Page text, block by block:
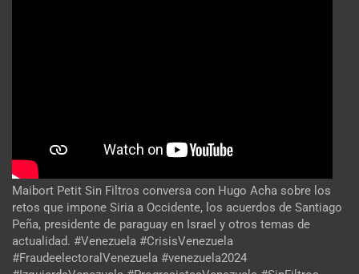
Maibort Petit Sin Filtros conversa con Hugo Acha sobre los
retos que impone Siria a Occidente, los acuerdos de Santiago
Peña, presidente de paraguay en Israel y otros temas de
actualidad. #Venezuela #CrisisVenezuela
#FraudeelectoralVenezuela #venezuela2024